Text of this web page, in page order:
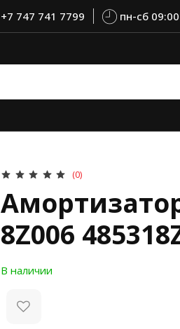
+7 747 741 7799 пн-сб
(0)
8Z006
В наличии